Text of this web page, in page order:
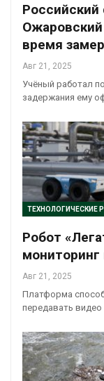
время
Авг 21, 2025
Учёный работал
задержания ему
Робот
мониторинг
Авг 21, 2025
Платформа
передавать